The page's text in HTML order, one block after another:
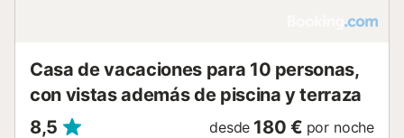
Casa de vacaciones para 10 personas,
con vistas además de piscina y terraza
8,5
desde 180 € por noche